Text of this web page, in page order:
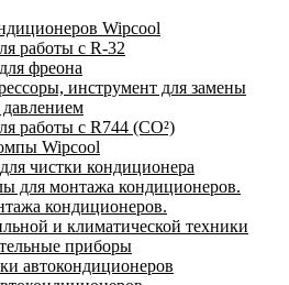
Wipcool
работы с R-32
фреона
инструмент для замены
работы с R744 (CO²)
Wipcool
чистки кондиционера
для монтажа кондиционеров.
кондиционеров.
и климатической техники
приборы
автокондиционеров